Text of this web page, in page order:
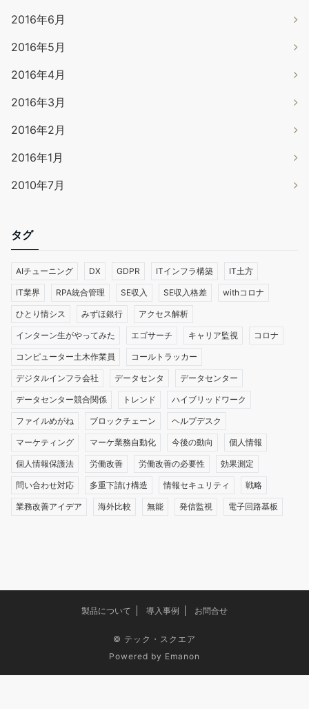
2016年6月
2016年5月
2016年4月
2016年3月
2016年2月
2016年1月
2010年7月
タグ
AIチューニング DX GDPR ITインフラ構築 IT土方
IT業界 RPA統合管理 SE収入 SE収入格差 withコロナ
ひとり情シス みずほ銀行 アクセス解析
インターン生がやってみた エゴサーチ キャリア監視 コロナ
コンピューター土木作業員 コールトラッカー
デジタルインフラ会社 データセンタ データセンター
データセンター競合関係 トレンド ハイブリッドワーク
ファイルめがね ブロックチェーン ヘルプデスク
マーケティング マーケ業務自動化 今後の動向 個人情報
個人情報保護法 労働改善 労働改善の必要性 効果測定
問い合わせ対応 多重下請け構造 情報セキュリティ 戦略
業務改善アイデア 海外比較 無能 発信監視 電子回路基板
製品について 導入事例 お問合せ
© テック・スクエア
Powered by Emanon